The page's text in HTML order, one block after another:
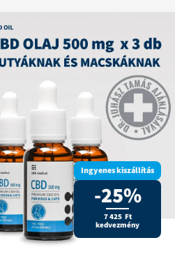
Ingyenes kiszállítás
-25%
7 425 Ft
kedvezmény